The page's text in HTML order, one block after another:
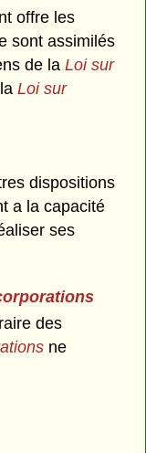
offre les
sont assimilés
de la Loi sur
Loi sur
dispositions
a la capacité
ses
des
ne